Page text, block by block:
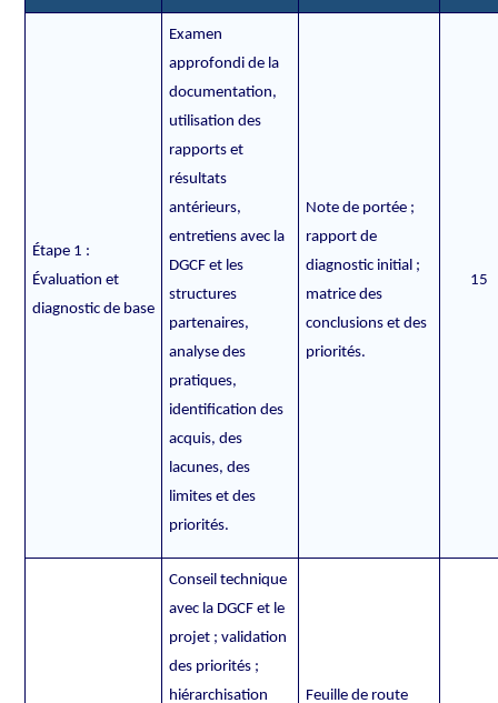
Étape 1 :
Évaluation et
diagnostic de base
Examen
approfondi de la
documentation,
utilisation des
rapports et
résultats
antérieurs,
entretiens avec la
DGCF et les
structures
partenaires,
analyse des
pratiques,
identification des
acquis, des
lacunes, des
limites et des
priorités.
Note de portée ;
rapport de
diagnostic initial ;
matrice des
conclusions et des
priorités.
15
Conseil technique
avec la DGCF et le
projet ; validation
des priorités ;
hiérarchisation
Feuille de route